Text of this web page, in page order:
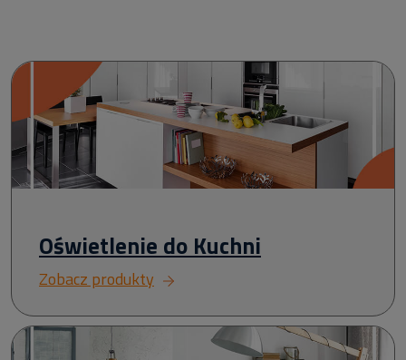
Oświetlenie do Kuchni
Zobacz produkty